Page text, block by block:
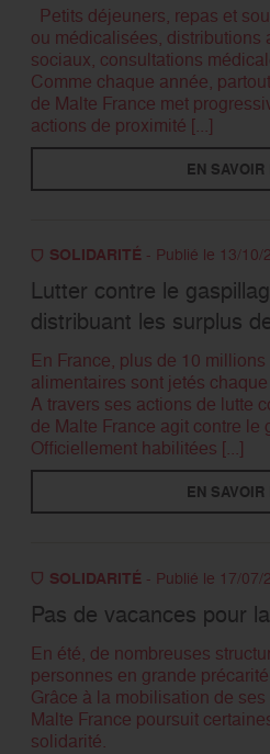
Petits déjeuners, repas et
ou médicalisées, distributions
sociaux, consultations
Comme chaque année,
de Malte France met
actions de proximité [...]
EN SAVOIR
SOLIDARITÉ- Publié le 13/10/
Lutter contre le
distribuant les surplus
En France, plus de 10
alimentaires sont jetés
A travers ses actions de lutte
de Malte France agit contre
Officiellement habilitées [...]
EN SAVOIR
SOLIDARITÉ- Publié le 17/07/
Pas de vacances pour
En été, de nombreuses
personnes en grande
Grâce à la mobilisation de
Malte France poursuit
solidarité.